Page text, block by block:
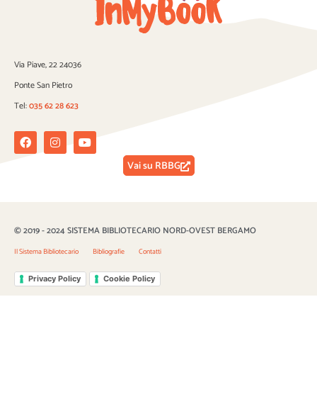
Via Piave, 22 24036
Ponte San Pietro
Tel:035 62 28 623
FacebookInstagramYoutube
Vai su RBBG
© 2019 - 2024 SISTEMA BIBLIOTECARIO NORD-OVEST BERGAMO
Il Sistema Bibliotecario Bibliografie Contatti
Privacy Policy Cookie Policy